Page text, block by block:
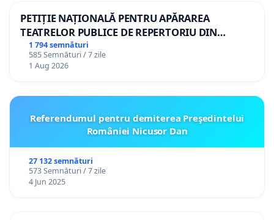
PETIȚIE NAȚIONALĂ PENTRU APĂRAREA
TEATRELOR PUBLICE DE REPERTORIU DIN
ROMÂNIA
1 794 semnături
585 Semnături / 7 zile
1 Aug 2026
Referendumul pentru demiterea Preşedintelui
României Nicusor Dan
27 132 semnături
573 Semnături / 7 zile
4 Jun 2025